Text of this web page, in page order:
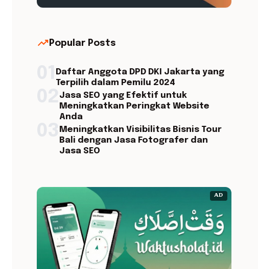
trending_up Popular Posts
Daftar Anggota DPD DKI Jakarta yang
Terpilih dalam Pemilu 2024
Jasa SEO yang Efektif untuk
Meningkatkan Peringkat Website
Anda
Meningkatkan Visibilitas Bisnis Tour
Bali dengan Jasa Fotografer dan
Jasa SEO
AD